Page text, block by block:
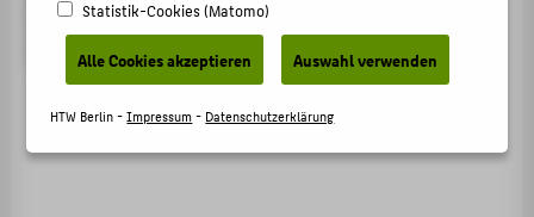
Patentanmeldung "Fault location". WO2008117004,
EP2137905B1. (30.12.2009)
INTERNATIONAL
INFORMATIONEN FÜR
STUDIENINTERESSIERTE
Statistik-Cookies (Matomo)
Alle Cookies akzeptieren Auswahl verwenden
HTW Berlin -Impressum- Datenschutzerklärung